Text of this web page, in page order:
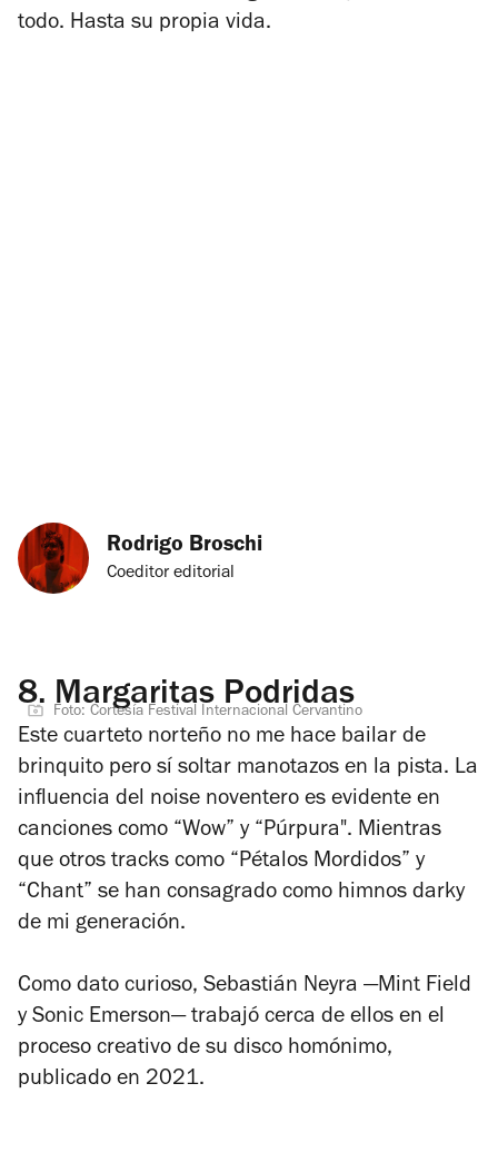
todo. Hasta su propia vida.
Rodrigo Broschi
Coeditor editorial
8. Margaritas Podridas
Foto: Cortesía Festival Internacional Cervantino
Este cuarteto norteño no me hace bailar de
brinquito pero sí soltar manotazos en la pista. La
influencia del noise noventero es evidente en
canciones como “Wow” y “Púrpura". Mientras
que otros tracks como “Pétalos Mordidos” y
“Chant” se han consagrado como himnos darky
de mi generación.
Como dato curioso, Sebastián Neyra —Mint Field
y Sonic Emerson— trabajó cerca de ellos en el
proceso creativo de su disco homónimo,
publicado en 2021.